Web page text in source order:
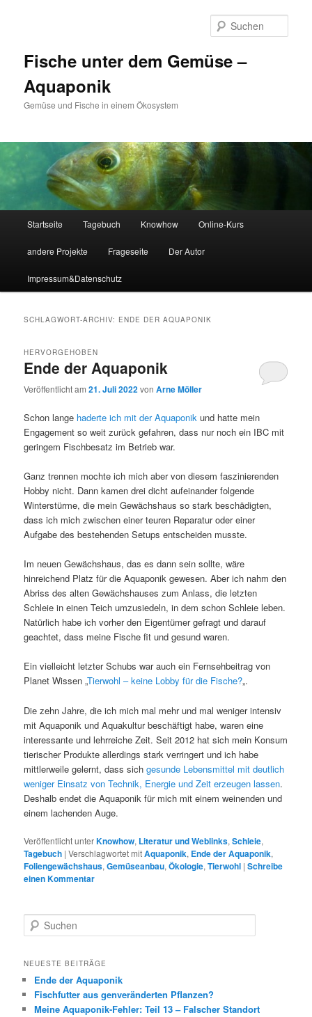
Fische unter dem Gemüse –
Aquaponik
Gemüse und Fische in einem Ökosystem
Startseite Tagebuch Knowhow Online-Kurs
andere Projekte Frageseite Der Autor
Impressum&Datenschutz
SCHLAGWORT-ARCHIV: ENDE DER AQUAPONIK
Ende der Aquaponik
HERVORGEHOBEN
Veröffentlicht am21. Juli 2022vonArne Möller
Schon lange haderte ich mit der Aquaponik und hatte mein
Engagement so weit zurück gefahren, dass nur noch ein IBC mit
geringem Fischbesatz im Betrieb war.
Ganz trennen mochte ich mich aber von diesem faszinierenden
Hobby nicht. Dann kamen drei dicht aufeinander folgende
Winterstürme, die mein Gewächshaus so stark beschädigten,
dass ich mich zwischen einer teuren Reparatur oder einer
Aufgabe des bestehenden Setups entscheiden musste.
Im neuen Gewächshaus, das es dann sein sollte, wäre
hinreichend Platz für die Aquaponik gewesen. Aber ich nahm den
Abriss des alten Gewächshauses zum Anlass, die letzten
Schleie in einen Teich umzusiedeln, in dem schon Schleie leben.
Natürlich habe ich vorher den Eigentümer gefragt und darauf
geachtet, dass meine Fische fit und gesund waren.
Ein vielleicht letzter Schubs war auch ein Fernsehbeitrag von
Planet Wissen „Tierwohl – keine Lobby für die Fische?„.
Die zehn Jahre, die ich mich mal mehr und mal weniger intensiv
mit Aquaponik und Aquakultur beschäftigt habe, waren eine
interessante und lehrreiche Zeit. Seit 2012 hat sich mein Konsum
tierischer Produkte allerdings stark verringert und ich habe
mittlerweile gelernt, dass sichgesunde Lebensmittel mit deutlich
weniger Einsatz von Technik, Energie und Zeit erzeugen lassen.
Deshalb endet die Aquaponik für mich mit einem weinenden und
einem lachenden Auge.
Veröffentlicht unterKnowhow, Literatur und Weblinks,Schleie,
Tagebuch |Verschlagwortet mitAquaponik, Ende der Aquaponik,
Foliengewächshaus,Gemüseanbau,Ökologie,Tierwohl |Schreibe
einen Kommentar
u
h
NEUESTE BEITRÄGE
Ende der Aquaponik
Fischfutter aus genveränderten Pflanzen?
Meine Aquaponik-Fehler: Teil 13 – Falscher Standort